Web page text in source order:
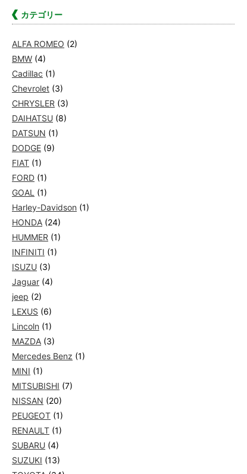
カテゴリー
ALFA ROMEO (2)
BMW (4)
Cadillac (1)
Chevrolet (3)
CHRYSLER (3)
DAIHATSU (8)
DATSUN (1)
DODGE (9)
FIAT (1)
FORD (1)
GOAL (1)
Harley-Davidson (1)
HONDA (24)
HUMMER (1)
INFINITI (1)
ISUZU (3)
Jaguar (4)
jeep (2)
LEXUS (6)
Lincoln (1)
MAZDA (3)
Mercedes Benz (1)
MINI (1)
MITSUBISHI (7)
NISSAN (20)
PEUGEOT (1)
RENAULT (1)
SUBARU (4)
SUZUKI (13)